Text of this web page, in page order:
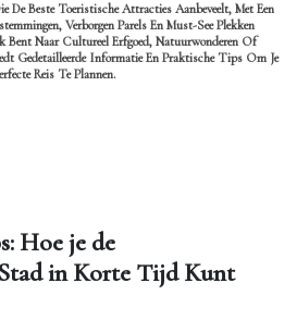
De Beste Toeristische Attracties Aanbeveelt, Met Een
Verborgen Parels En Must-See Plekken
Bent Naar Cultureel Erfgoed, Natuurwonderen Of
Gedetailleerde Informatie En Praktische Tips Om Je
Reis Te Plannen.
Hoe je de
in Korte Tijd Kunt